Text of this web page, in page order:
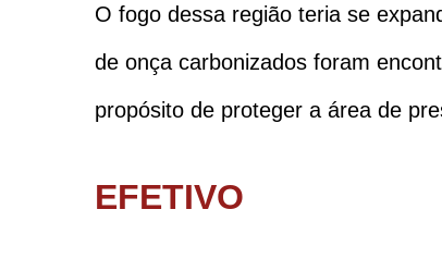
O fogo dessa região teria se
de onça carbonizados foram
propósito de proteger a área de
EFETIVO